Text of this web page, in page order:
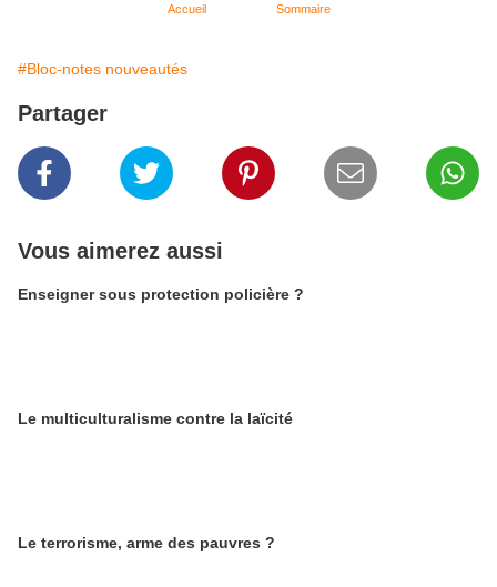
Accueil Sommaire
#Bloc-notes nouveautés
Partager
Vous aimerez aussi
Enseigner sous protection policière ?
Le multiculturalisme contre la laïcité
Le terrorisme, arme des pauvres ?